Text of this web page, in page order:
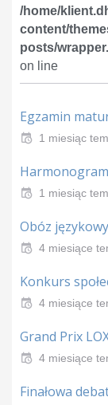
/home/
content/
posts/
on line
Egzamin
1 miesiąc
1 miesiąc
Obóz
4 miesiące
Konkurs
4 miesiące
Grand Prix
4 miesiące
Finałowa